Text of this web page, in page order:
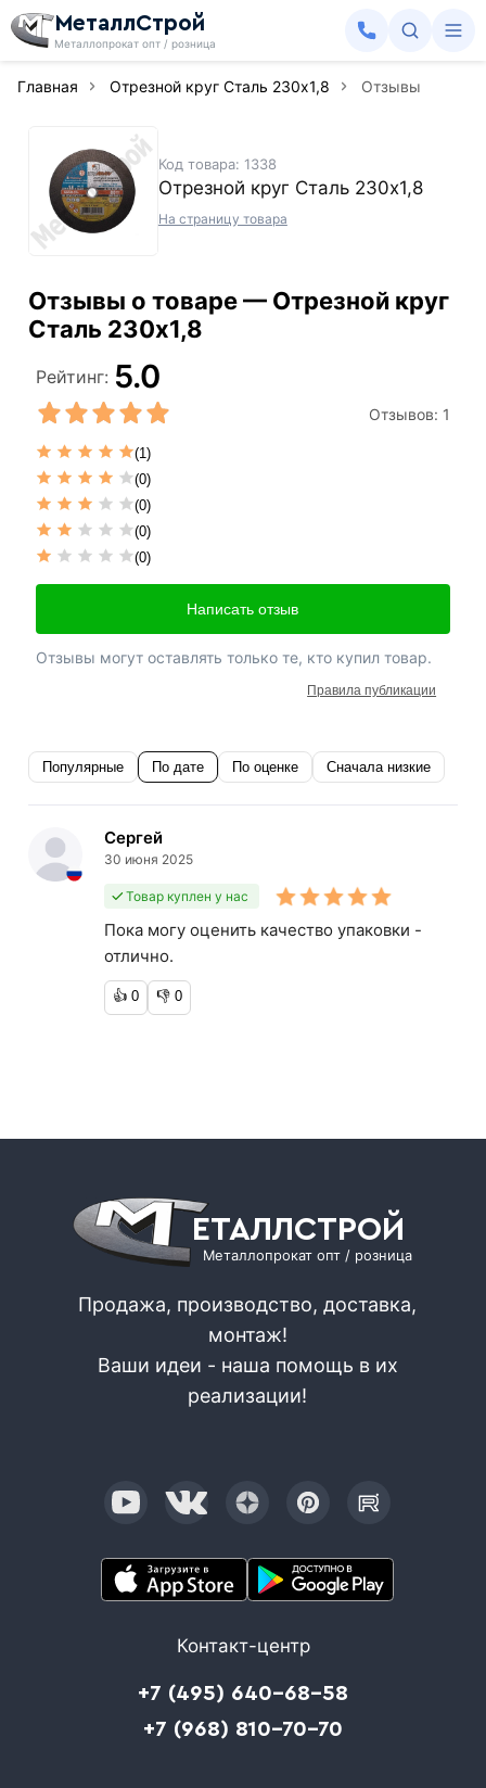
МеталлСтрой
Металлопрокат опт / розница
Главная Отрезной круг Сталь 230х1,8 Отзывы
Код товара: 1338
Отрезной круг Сталь 230х1,8
На страницу товара
Отзывы о товаре — Отрезной круг
Сталь 230х1,8
Популярные По дате По оценке Сначала низкие
Сергей
30 июня 2025
Товар куплен у нас
Пока могу оценить качество упаковки -
отлично.
👍 0 👎 0
Рейтинг: 5.0
Отзывов: 1
(1)
(0)
(0)
(0)
(0)
Написать отзыв
Отзывы могут оставлять только те, кто купил товар.
Правила публикации
ЕТАЛЛСТРОЙ
Металлопрокат опт / розница
Продажа, производство, доставка,
монтаж!
Ваши идеи - наша помощь в их
реализации!
Контакт-центр
+7 (495) 640-68-58
+7 (968) 810-70-70